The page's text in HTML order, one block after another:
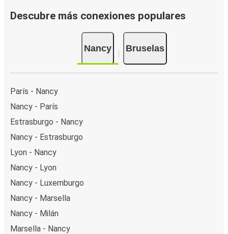
Descubre más conexiones populares
Nancy Bruselas
París - Nancy
Nancy - París
Estrasburgo - Nancy
Nancy - Estrasburgo
Lyon - Nancy
Nancy - Lyon
Nancy - Luxemburgo
Nancy - Marsella
Nancy - Milán
Marsella - Nancy